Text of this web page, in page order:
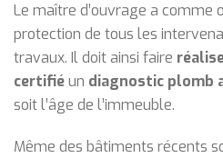
Le maître d’ouvrage a comme
protection de tous les
travaux. Il doit ainsi faire
certifiéun diagnostic plomb
soit l’âge de l’immeuble.
Même des bâtiments récents